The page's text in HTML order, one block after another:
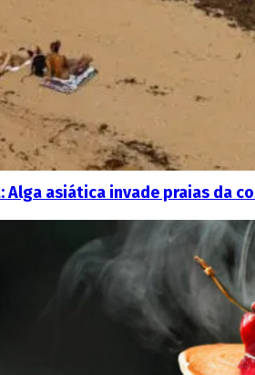
Alga asiática invade praias da